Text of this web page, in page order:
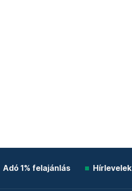
Adó 1% felajánlás Hírlevelek